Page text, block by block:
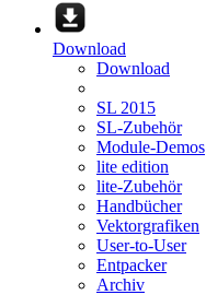
Download
Download
SL 2015
SL-Zubehör
Module-Demos
lite edition
lite-Zubehör
Handbücher
Vektorgrafiken
User-to-User
Entpacker
Archiv